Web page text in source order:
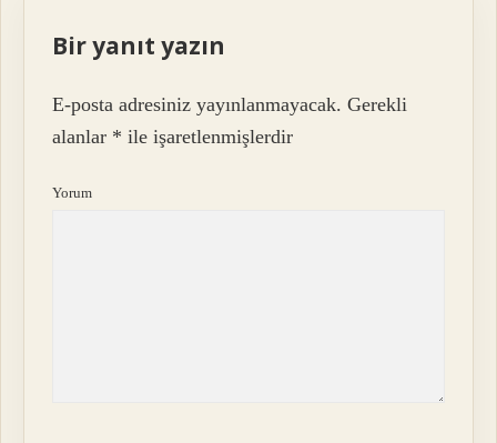
Bir yanıt yazın
E-posta adresiniz yayınlanmayacak. Gerekli
alanlar * ile işaretlenmişlerdir
Yorum